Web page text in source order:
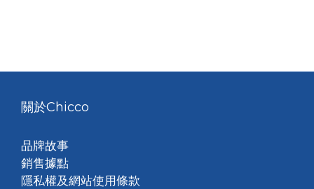
關於Chicco
品牌故事
銷售據點
隱私權及網站使用條款